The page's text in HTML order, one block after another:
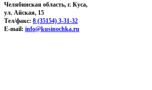
Челябинская область, г. Куса,
ул. Айская, 15
Тел/факс: 8 (35154) 3-31-32
E-mail: info@kusinochka.ru